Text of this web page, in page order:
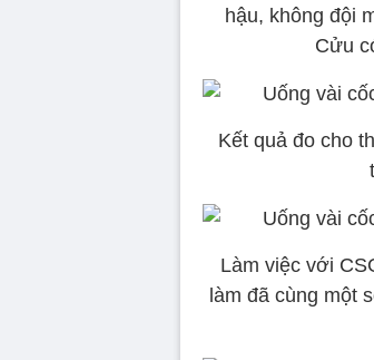
hậu, không đội
Cửu
Kết quả đo cho
Làm việc với
làm đã cùng một